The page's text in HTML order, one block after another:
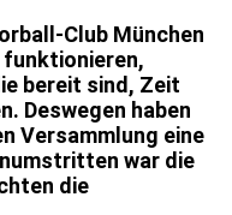
Club München
funktionieren,
bereit sind, Zeit
Deswegen haben
Versammlung eine
war die
die